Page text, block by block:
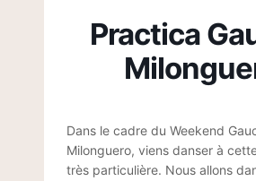
Practica
Dans le cadre du Weekend
Milonguero, viens danser à
très particulière. Nous allons